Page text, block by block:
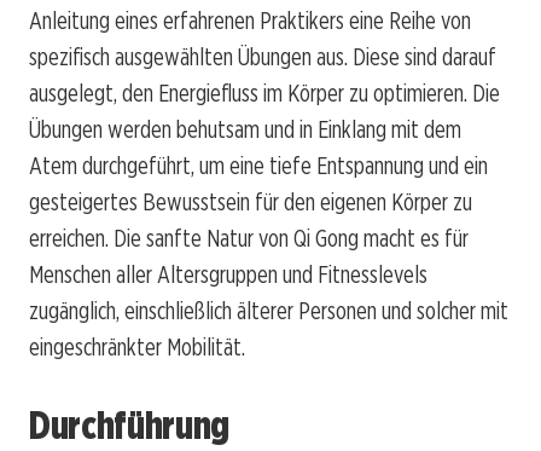
Anleitung eines erfahrenen Praktikers eine Reihe von
spezifisch ausgewählten Übungen aus. Diese sind darauf
ausgelegt, den Energiefluss im Körper zu optimieren. Die
Übungen werden behutsam und in Einklang mit dem
Atem durchgeführt, um eine tiefe Entspannung und ein
gesteigertes Bewusstsein für den eigenen Körper zu
erreichen. Die sanfte Natur von Qi Gong macht es für
Menschen aller Altersgruppen und Fitnesslevels
zugänglich, einschließlich älterer Personen und solcher mit
eingeschränkter Mobilität.
Durchführung